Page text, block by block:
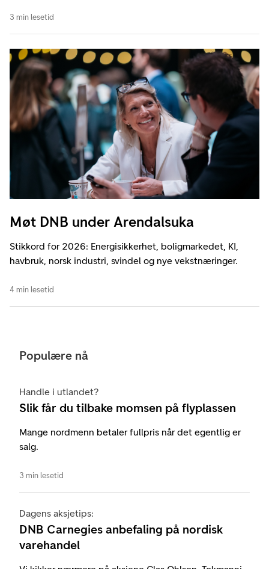
3 min lesetid
Møt DNB under Arendalsuka
Stikkord for 2026: Energisikkerhet, boligmarkedet, KI,
havbruk, norsk industri, svindel og nye vekstnæringer.
4 min lesetid
Populære nå
Handle i utlandet?
Slik får du tilbake momsen på flyplassen
Mange nordmenn betaler fullpris når det egentlig er
salg.
3 min lesetid
Dagens aksjetips:
DNB Carnegies anbefaling på nordisk
varehandel